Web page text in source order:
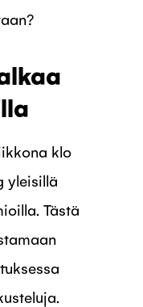
klo
yleisillä
Tästä